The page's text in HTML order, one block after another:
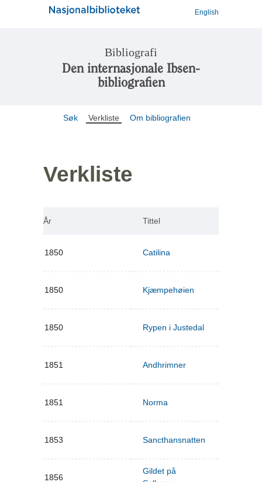
English
Bibliografi
Den internasjonale Ibsen-
bibliografien
Søk Verkliste Om bibliografien
Verkliste
År Tittel
1850 Catilina
1850 Kjæmpehøien
1850 Rypen i Justedal
1851 Andhrimner
1851 Norma
1853 Sancthansnatten
1856
Gildet på